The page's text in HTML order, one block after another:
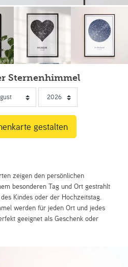
Sternenhimmel
zeigen den persönlichen
besonderen Tag und Ort gestrahlt
Kindes oder der Hochzeitstag.
werden für jeden Ort und jedes
geeignet als Geschenk oder